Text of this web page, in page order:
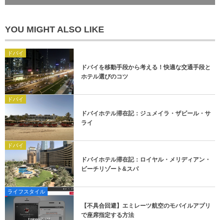
YOU MIGHT ALSO LIKE
ドバイ
ドバイを移動手段から考える！快適な交通手段と
ホテル選びのコツ
ドバイ
ドバイホテル滞在記：ジュメイラ・ザビール・サ
ライ
ドバイ
ドバイホテル滞在記：ロイヤル・メリディアン・
ビーチリゾート&スパ
ライフスタイル
【不具合回避】エミレーツ航空のモバイルアプリ
で座席指定する方法